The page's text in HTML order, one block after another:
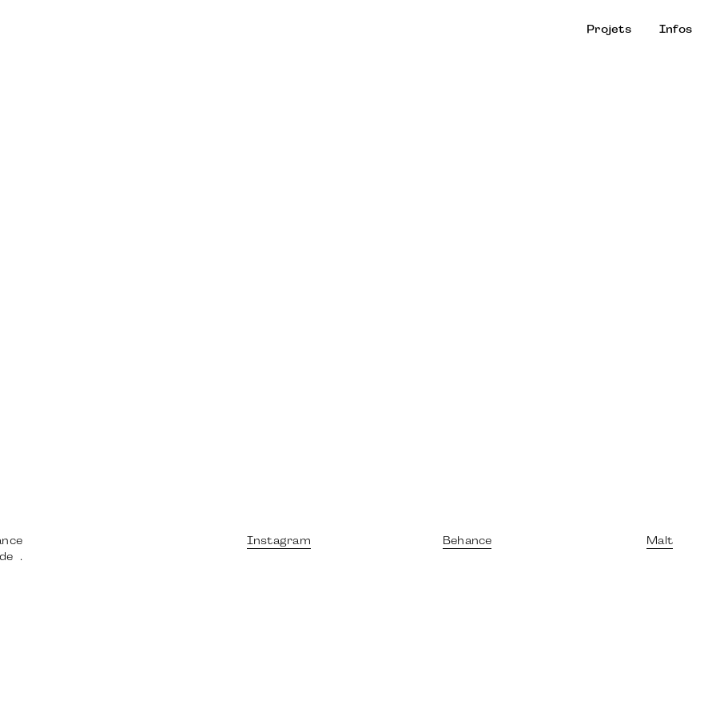
Projets Infos
.
Instagram Behance Malt